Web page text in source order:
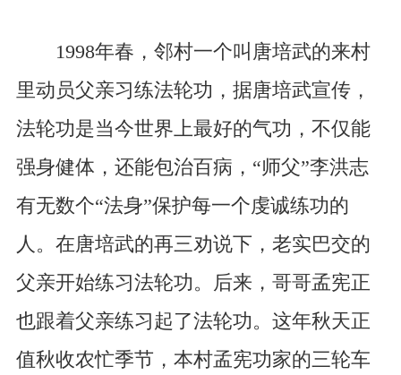
1998年春，邻村一个叫唐培武的来村
里动员父亲习练法轮功，据唐培武宣传，
法轮功是当今世界上最好的气功，不仅能
强身健体，还能包治百病，“师父”李洪志
有无数个“法身”保护每一个虔诚练功的
人。在唐培武的再三劝说下，老实巴交的
父亲开始练习法轮功。后来，哥哥孟宪正
也跟着父亲练习起了法轮功。这年秋天正
值秋收农忙季节，本村孟宪功家的三轮车